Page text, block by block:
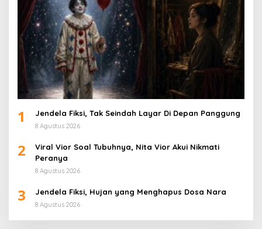
1 Jendela Fiksi, Tak Seindah Layar Di Depan Panggung
8 Agustus 2026
2
Viral Vior Soal Tubuhnya, Nita Vior Akui Nikmati
Peranya
8 Agustus 2026
3 Jendela Fiksi, Hujan yang Menghapus Dosa Nara
8 Agustus 2026